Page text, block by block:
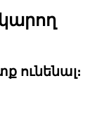
կարող
ունենալ։